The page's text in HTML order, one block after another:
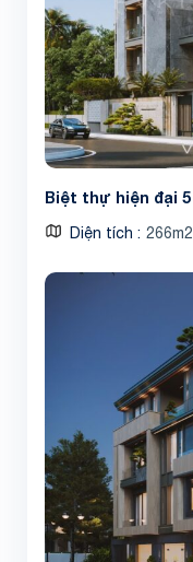
Biệt thự hiện đại
Diện tích